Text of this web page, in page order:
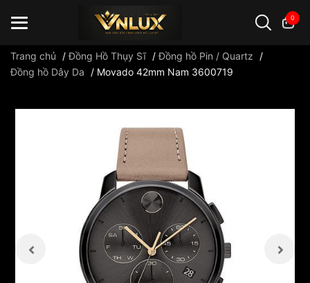
0
Trang chủ /Đồng Hồ Thụy Sĩ /Đồng hồ Pin / Quartz
/
Đồng hồ Dây Da
/ Movado 42mm Nam 3600719